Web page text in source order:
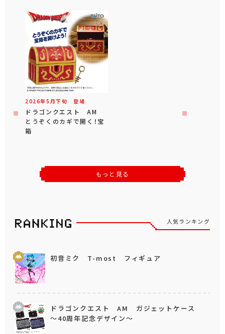
2026年5 月下旬 登場
ドラゴンクエスト AM
とうぞくのカギで開く！宝
箱
もっと見る
人気ランキング
初音ミク T-most フィギュア
ドラゴンクエスト AM ガジェットケース
～40周年記念デザイン～